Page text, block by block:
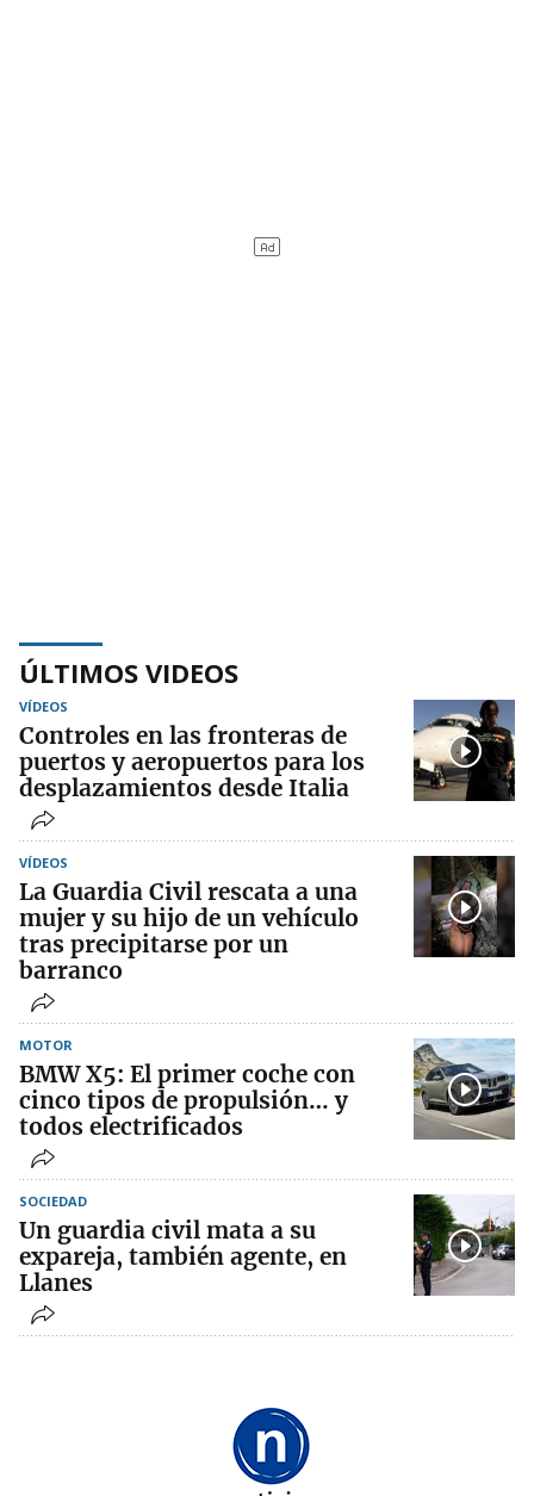
ÚLTIMOS VIDEOS
VÍDEOS
Controles en las fronteras de
puertos y aeropuertos para los
desplazamientos desde Italia
VÍDEOS
La Guardia Civil rescata a una
mujer y su hijo de un vehículo
tras precipitarse por un
barranco
MOTOR
BMW X5: El primer coche con
cinco tipos de propulsión… y
todos electrificados
SOCIEDAD
Un guardia civil mata a su
expareja, también agente, en
Llanes